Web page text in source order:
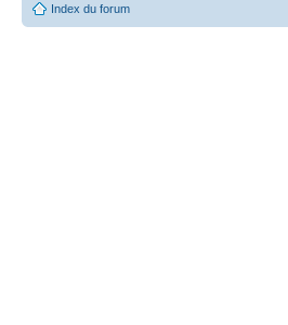
Index du forum